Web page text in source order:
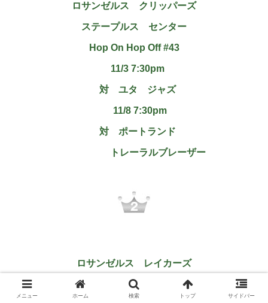
ロサンゼルス クリッパーズ
ステープルス センター
Hop On Hop Off #43
11/3 7:30pm
対 ユタ ジャズ
11/8 7:30pm
対 ポートランド
トレーラルブレーザー
ロサンゼルス レイカーズ
ステープルス センター
メニュー ホーム 検索 トップ サイドバー